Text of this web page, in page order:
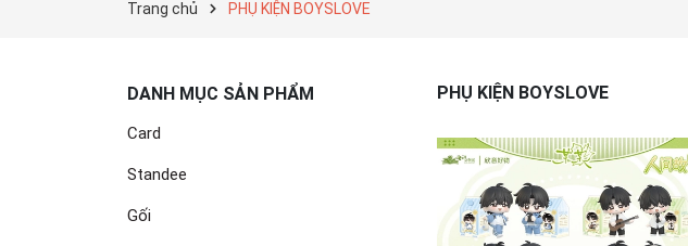
Trang chủ PHỤ KIỆN BOYSLOVE
DANH MỤC SẢN PHẨM
Card
Standee
Gối
PHỤ KIỆN BOYSLOVE